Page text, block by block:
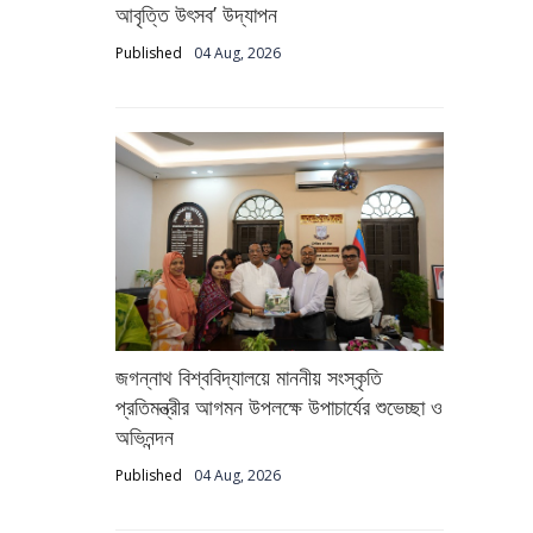
আবৃত্তি উৎসব’ উদ্‌যাপন
Published 04 Aug, 2026
জগন্নাথ বিশ্ববিদ্যালয়ে মাননীয় সংস্কৃতি
প্রতিমন্ত্রীর আগমন উপলক্ষে উপাচার্যের শুভেচ্ছা ও
অভিনন্দন
Published 04 Aug, 2026